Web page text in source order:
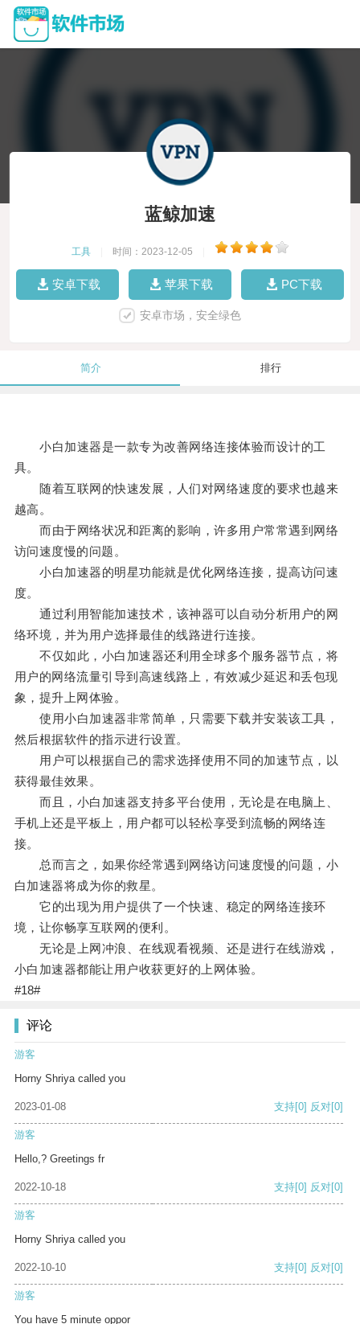
蓝鲸加速
工具 时间：2023-12-05
安卓下载 苹果下载 PC下载
安卓市场，安全绿色
简介 排行
小白加速器是一款专为改善网络连接体验而设计的工
具。
随着互联网的快速发展，人们对网络速度的要求也越来
越高。
而由于网络状况和距离的影响，许多用户常常遇到网络
访问速度慢的问题。
小白加速器的明星功能就是优化网络连接，提高访问速
度。
通过利用智能加速技术，该神器可以自动分析用户的网
络环境，并为用户选择最佳的线路进行连接。
不仅如此，小白加速器还利用全球多个服务器节点，将
用户的网络流量引导到高速线路上，有效减少延迟和丢包现
象，提升上网体验。
使用小白加速器非常简单，只需要下载并安装该工具，
然后根据软件的指示进行设置。
用户可以根据自己的需求选择使用不同的加速节点，以
获得最佳效果。
而且，小白加速器支持多平台使用，无论是在电脑上、
手机上还是平板上，用户都可以轻松享受到流畅的网络连
接。
总而言之，如果你经常遇到网络访问速度慢的问题，小
白加速器将成为你的救星。
它的出现为用户提供了一个快速、稳定的网络连接环
境，让你畅享互联网的便利。
无论是上网冲浪、在线观看视频、还是进行在线游戏，
小白加速器都能让用户收获更好的上网体验。
#18#
评论
游客
Horny Shriya called you
2023-01-08 支持[0] 反对[0]
游客
Hello,? Greetings fr
2022-10-18 支持[0] 反对[0]
游客
Horny Shriya called you
2022-10-10 支持[0] 反对[0]
游客
You have 5 minute oppor